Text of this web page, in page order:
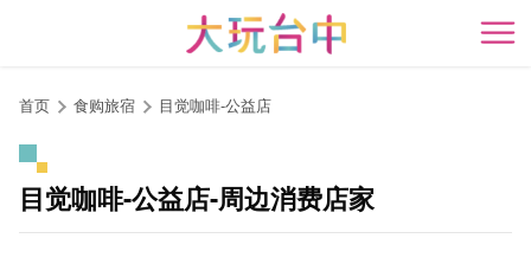
开
首页 食购旅宿 目觉咖啡-公益店
目觉咖啡-公益店-周边消费店家